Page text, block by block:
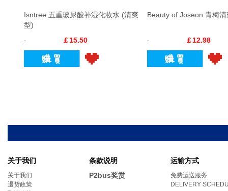
Isntree 五重玻尿酸补湿化妆水 (清爽
型)
￡15.50
Beauty of Joseon 青梅
￡12.98
关于我们
关于我们
退货政策
条款说明
P2bus奖赏
运输方式
免费运送服务
DELIVERY